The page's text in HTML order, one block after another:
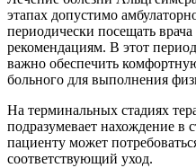
этапах допустимо
периодически посещать врача
рекомендациям. В этот
важно обеспечить
больного для выполнения
На терминальных стадиях
подразумевает нахождение в
пациенту может
соответствующий уход.